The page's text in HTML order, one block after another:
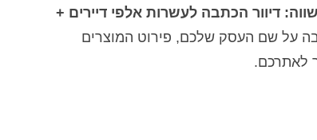
דיוור הכתבה לעשרות אלפי דיירים +
על שם העסק שלכם, פירוט המוצרים
לאתרכם.